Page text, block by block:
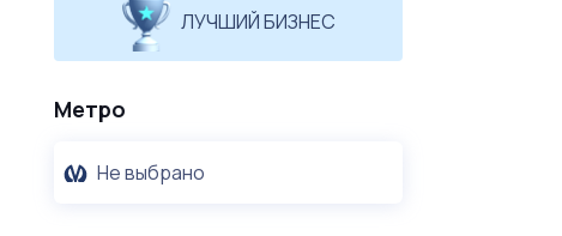
ЛУЧШИЙ БИЗНЕС
Метро
Не выбрано